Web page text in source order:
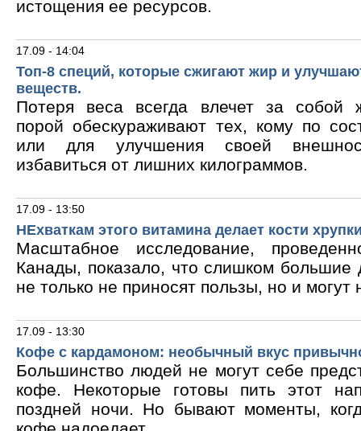
истощения ее ресурсов.
17.09 - 14:04
Топ-8 специй, которые сжигают жир и
веществ.
Потеря веса всегда влечет за собой
порой обескураживают тех, кому по
или для улучшения своей
избавиться от лишних килограммов.
17.09 - 13:50
НЕхваткам этого витамина делает кости
Масштабное исследование,
Канады, показало, что слишком большие
не только не приносят пользы, но и могут
17.09 - 13:30
Кофе с кардамоном: необычный вкус
Большинство людей не могут себе
кофе. Некоторые готовы пить этот
поздней ночи. Но бывают моменты,